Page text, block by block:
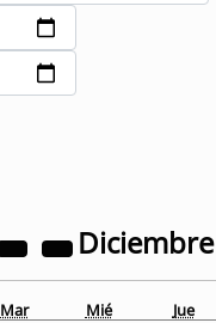
Diciembre
Mar Mié Jue